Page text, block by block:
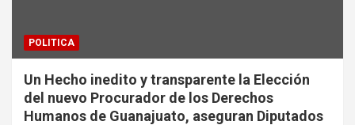
POLITICA
Un Hecho inedito y transparente la Elección
del nuevo Procurador de los Derechos
Humanos de Guanajuato, aseguran Diputados